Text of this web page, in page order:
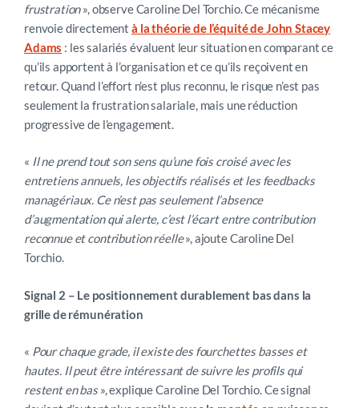
frustration», observe Caroline Del Torchio. Ce mécanisme
renvoie directement à la théorie de l’équité de John Stacey
Adams : les salariés évaluent leur situation en comparant ce
qu’ils apportent à l’organisation et ce qu’ils reçoivent en
retour. Quand l’effort n’est plus reconnu, le risque n’est pas
seulement la frustration salariale, mais une réduction
progressive de l’engagement.
« Il ne prend tout son sens qu’une fois croisé avec les
entretiens annuels, les objectifs réalisés et les feedbacks
managériaux. Ce n’est pas seulement l’absence
d’augmentation qui alerte, c’est l’écart entre contribution
reconnue et contribution réelle», ajoute Caroline Del
Torchio.
Signal 2 – Le positionnement durablement bas dans la
grille de rémunération
« Pour chaque grade, il existe des fourchettes basses et
hautes. Il peut être intéressant de suivre les profils qui
restent en bas», explique Caroline Del Torchio. Ce signal